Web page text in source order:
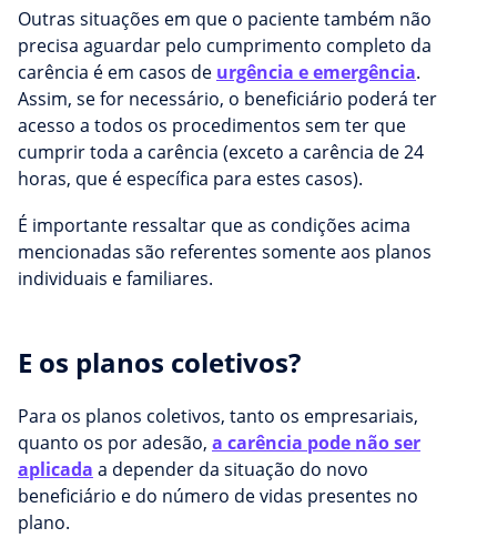
Outras situações em que o paciente também não
precisa aguardar pelo cumprimento completo da
carência é em casos de urgência e emergência.
Assim, se for necessário, o beneficiário poderá ter
acesso a todos os procedimentos sem ter que
cumprir toda a carência (exceto a carência de 24
horas, que é específica para estes casos).
É importante ressaltar que as condições acima
mencionadas são referentes somente aos planos
individuais e familiares.
E os planos coletivos?
Para os planos coletivos, tanto os empresariais,
quanto os por adesão, a carência pode não ser
aplicada a depender da situação do novo
beneficiário e do número de vidas presentes no
plano.